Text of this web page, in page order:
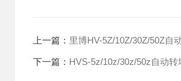
上一篇： 里博HV-5Z/10Z/30Z/50Z自
下一篇： HVS-5z/10z/30z/50z自动